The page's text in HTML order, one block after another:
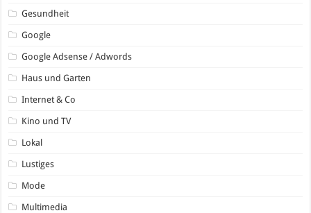
Gesundheit
Google
Google Adsense / Adwords
Haus und Garten
Internet & Co
Kino und TV
Lokal
Lustiges
Mode
Multimedia